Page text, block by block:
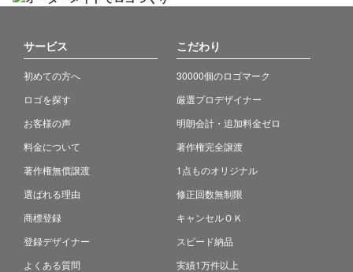
サービス
初めての方へ
ロゴを探す
お客様の声
料金について
著作権無償譲渡
選ばれる理由
商標登録
登録デザイナー
よくある質問
こだわり
30000個のロゴマーク
厳選プロデザイナー
明朗会計・追加料金ゼロ
著作権完全譲渡
1点ものオリジナル
修正回数無制限
キャンセルＯＫ
スピード納品
実績1万件以上